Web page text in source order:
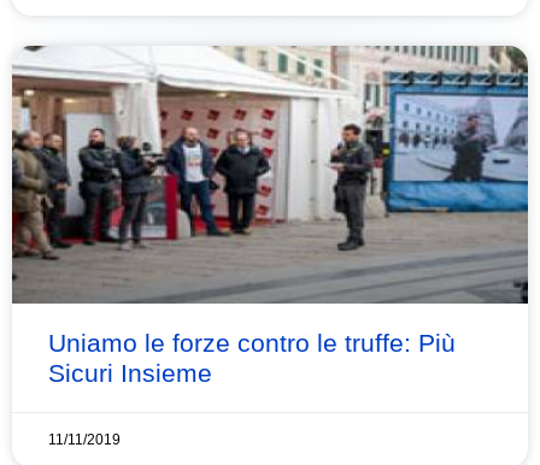
Uniamo le forze contro le truffe: Più
Sicuri Insieme
11/11/2019